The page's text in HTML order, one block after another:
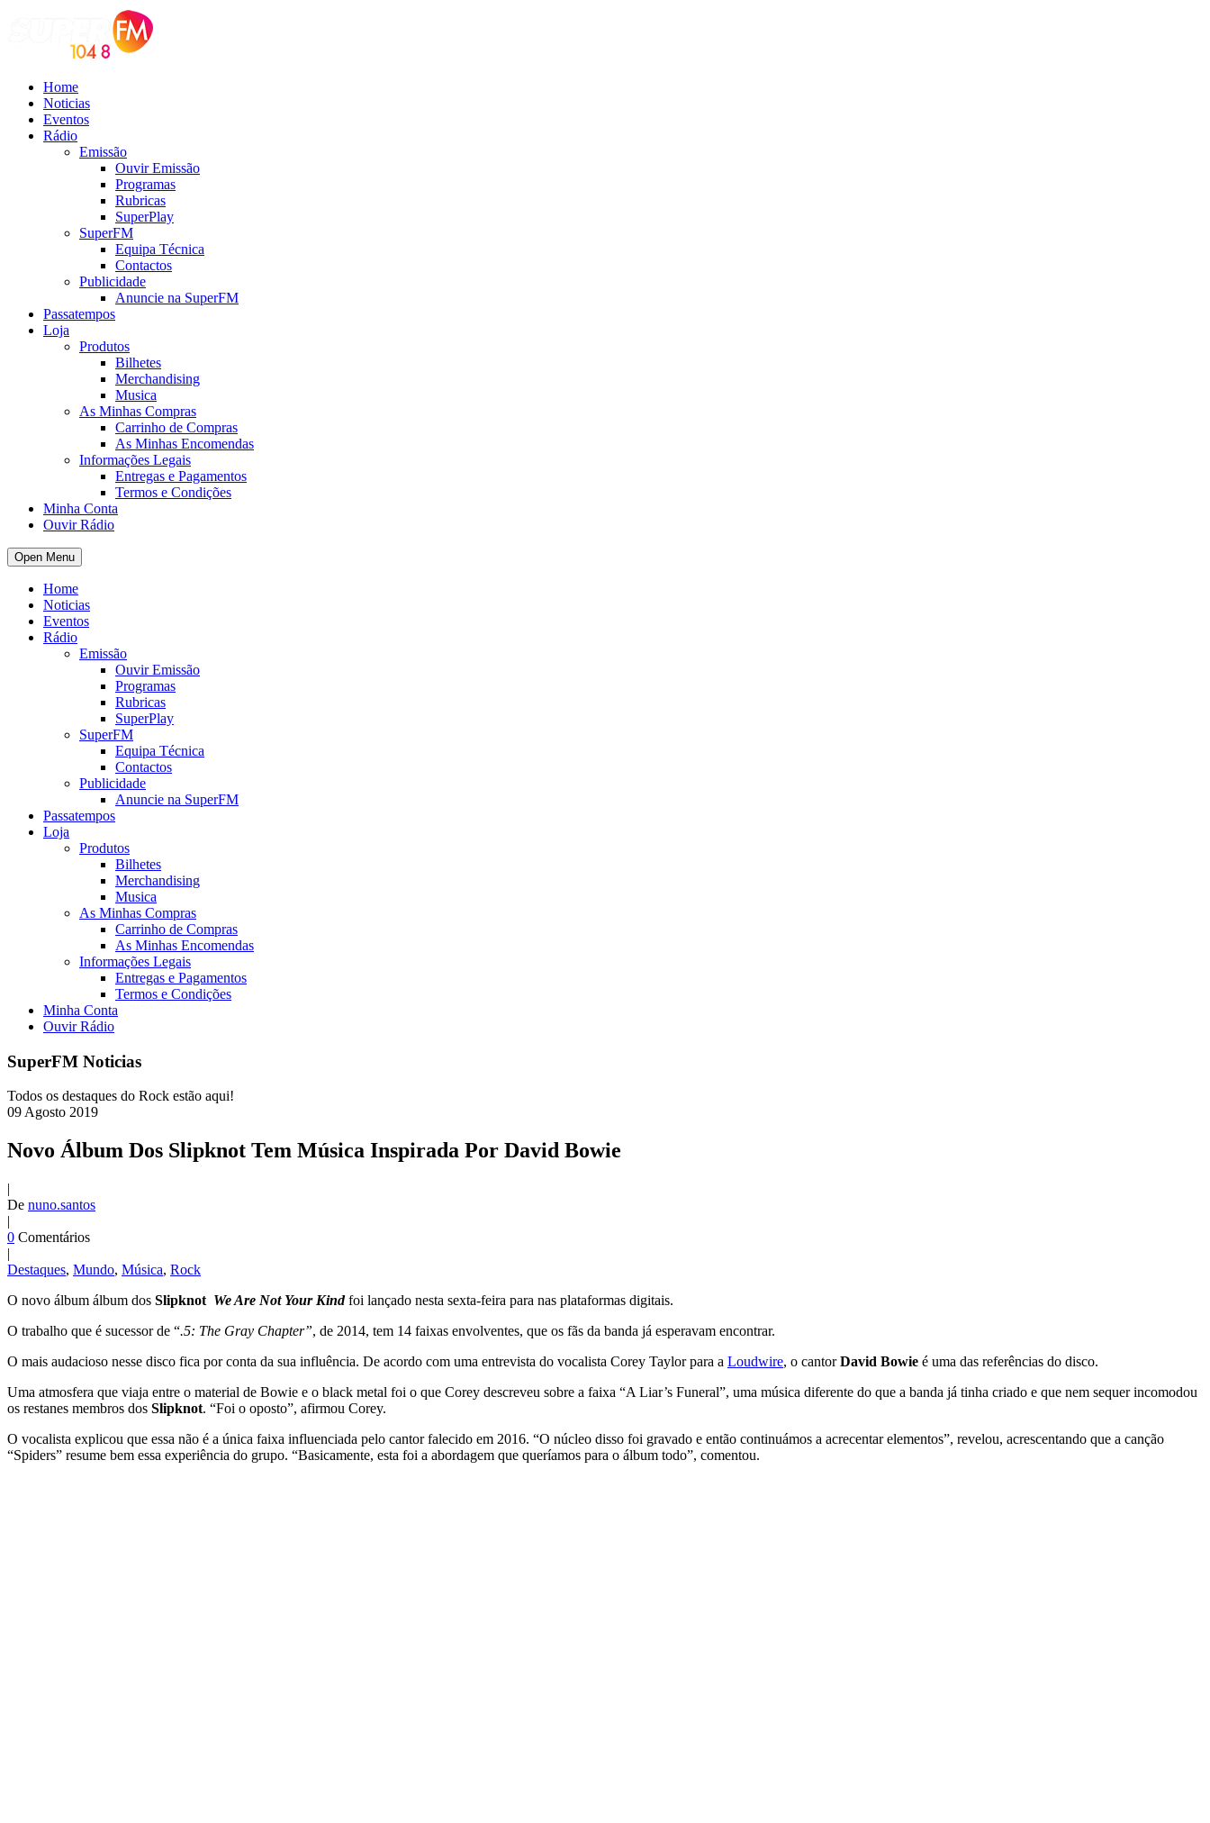
Home
Noticias
Eventos
Rádio
Emissão
Ouvir Emissão
Programas
Rubricas
SuperPlay
SuperFM
Equipa Técnica
Contactos
Publicidade
Anuncie na SuperFM
Passatempos
Loja
Produtos
Bilhetes
Merchandising
Musica
As Minhas Compras
Carrinho de Compras
As Minhas Encomendas
Informações Legais
Entregas e Pagamentos
Termos e Condições
Minha Conta
Ouvir Rádio
Open Menu
Home
Noticias
Eventos
Rádio
Emissão
Ouvir Emissão
Programas
Rubricas
SuperPlay
SuperFM
Equipa Técnica
Contactos
Publicidade
Anuncie na SuperFM
Passatempos
Loja
Produtos
Bilhetes
Merchandising
Musica
As Minhas Compras
Carrinho de Compras
As Minhas Encomendas
Informações Legais
Entregas e Pagamentos
Termos e Condições
Minha Conta
Ouvir Rádio
SuperFM Noticias
Todos os destaques do Rock estão aqui!
09Agosto 2019
Novo Álbum Dos Slipknot Tem Música Inspirada Por David Bowie
|
De nuno.santos
|
0 Comentários
|
Destaques, Mundo, Música, Rock
O novo álbum álbum dos Slipknot We Are Not Your Kindfoi lançado nesta sexta-feira para nas plataformas digitais.
O trabalho que é sucessor de “.5: The Gray Chapter”, de 2014, tem 14 faixas envolventes, que os fãs da banda já esperavam encontrar.
O mais audacioso nesse disco fica por conta da sua influência. De acordo com uma entrevista do vocalista Corey Taylor para a Loudwire, o cantorDavid Bowie é uma das referências do disco.
Uma atmosfera que viaja entre o material de Bowie e o black metal foi o que Corey descreveu sobre a faixa “A Liar’s Funeral”, uma música diferente do que a banda já tinha criado e que nem sequer incomodou
os restanes membros dos Slipknot. “Foi o oposto”, afirmou Corey.
O vocalista explicou que essa não é a única faixa influenciada pelo cantor falecido em 2016. “O núcleo disso foi gravado e então continuámos a acrecentar elementos”, revelou, acrescentando que a canção
“Spiders” resume bem essa experiência do grupo. “Basicamente, esta foi a abordagem que queríamos para o álbum todo”, comentou.